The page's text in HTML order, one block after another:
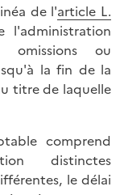
de l'article L.
l'administration
omissions ou
la fin de la
titre de laquelle
comprend
distinctes
le délai